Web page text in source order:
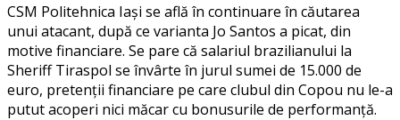
CSM Politehnica Iași se află în continuare în căutarea
unui atacant, după ce varianta Jo Santos a picat, din
motive financiare. Se pare că salariul brazilianului la
Sheriff Tiraspol se învârte în jurul sumei de 15.000 de
euro, pretenții financiare pe care clubul din Copou nu le-a
putut acoperi nici măcar cu bonusurile de performanță.